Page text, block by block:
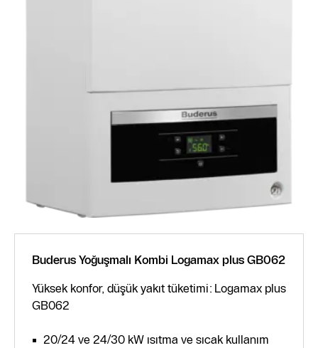
Buderus Yoğuşmalı Kombi Logamax plus GB062
Yüksek konfor, düşük yakıt tüketimi: Logamax plus
GB062
20/24 ve 24/30 kW ısıtma ve sıcak kullanım